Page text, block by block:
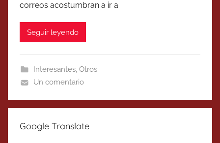
correos acostumbran a ir a
Seguir leyendo
Interesantes, Otros
Un comentario
Google Translate